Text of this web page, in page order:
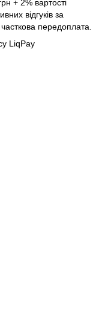
+ 2% вартості
відгуків за
передоплата.
LiqPay